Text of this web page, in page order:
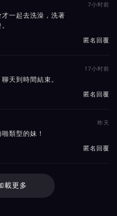
7小时前
一起去洗澡，洗著
匿名回覆
17小时前
天到時間結束。
匿名回覆
昨天
類型的妹！
匿名回覆
載更多